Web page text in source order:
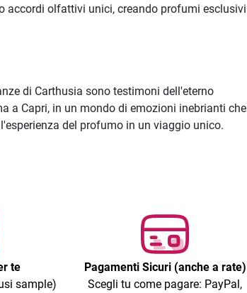
accordi olfattivi unici, creando profumi esclusivi
di Carthusia sono testimoni dell'eterno
a Capri, in un mondo di emozioni inebrianti che
del profumo in un viaggio unico.
te
sample)
Pagamenti Sicuri (anche a rate)
Scegli tu come pagare: PayPal,